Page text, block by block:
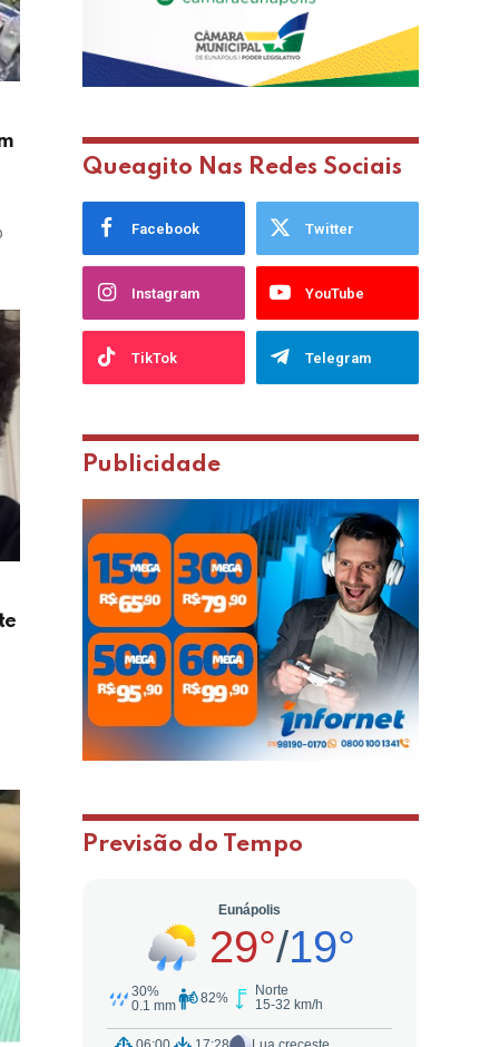
Queagito Nas Redes Sociais
Facebook Twitter
Instagram YouTube
TikTok Telegram
Publicidade
Previsão do Tempo